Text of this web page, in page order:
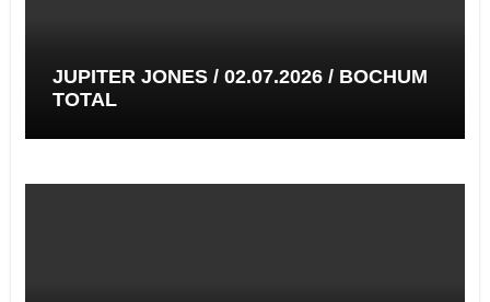
JUPITER JONES / 02.07.2026 / BOCHUM
TOTAL